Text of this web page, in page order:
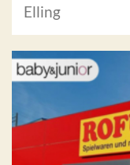
Elling